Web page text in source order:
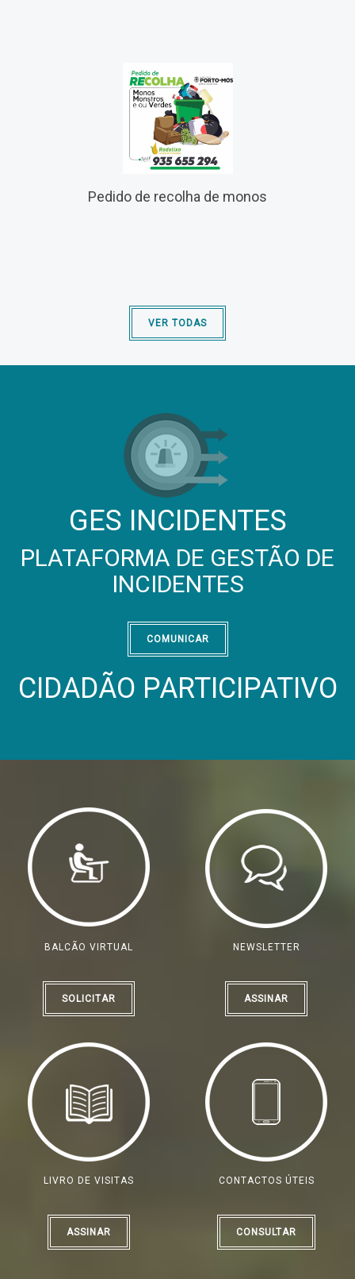
Pedido de recolha de monos
VER TODAS
GES INCIDENTES
PLATAFORMA DE GESTÃO DE
INCIDENTES
COMUNICAR
CIDADÃO PARTICIPATIVO
BALCÃO VIRTUAL
SOLICITAR
NEWSLETTER
ASSINAR
LIVRO DE VISITAS
ASSINAR
CONTACTOS ÚTEIS
CONSULTAR